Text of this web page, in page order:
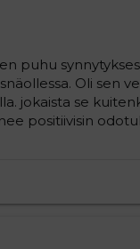
puhu
Oli sen
jokaista se
positiivisin